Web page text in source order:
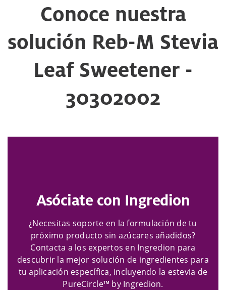
Conoce nuestra
solución Reb-M Stevia
Leaf Sweetener -
30302002
Asóciate con Ingredion
¿Necesitas soporte en la formulación de tu
próximo producto sin azúcares añadidos?
Contacta a los expertos en Ingredion para
descubrir la mejor solución de ingredientes para
tu aplicación específica, incluyendo la estevia de
PureCircle™ by Ingredion.